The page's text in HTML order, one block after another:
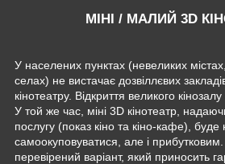
МІНІ / МАЛИЙ 3D
У населених пунктах (невеликих
селах) не вистачає дозвіллєвих
кінотеатру. Відкриття великого
У той же час, міні 3D кінотеатр,
послугу (показ кіно та кіно-кафе), буде
самоокуповуватися, але і прибутковим.
перевірений варіант, який приносить